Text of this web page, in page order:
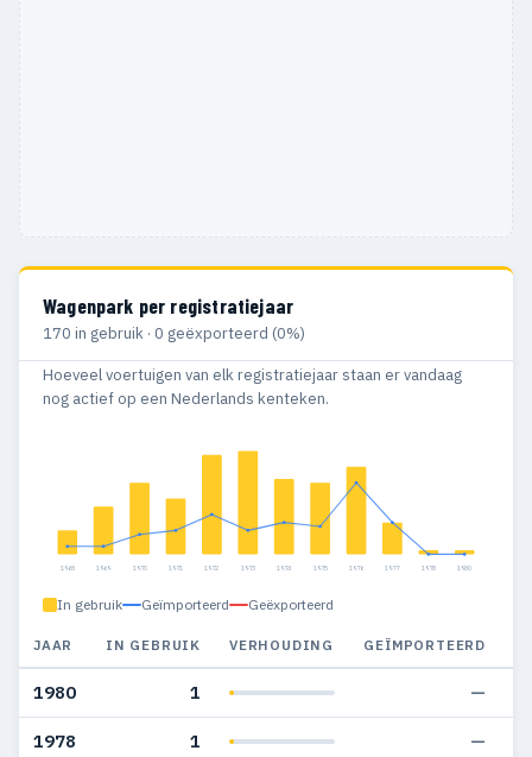
Wagenpark per registratiejaar
170 in gebruik · 0 geëxporteerd (0%)
Hoeveel voertuigen van elk registratiejaar staan er vandaag
nog actief op een Nederlands kenteken.
1968 1969 1970 1971 1972 1973 1974 1975 1976 1977 1978 1980
In gebruik Geïmporteerd Geëxporteerd
JAAR IN GEBRUIK VERHOUDING GEÏMPORTEERD
1980 1 —
1978 1 —